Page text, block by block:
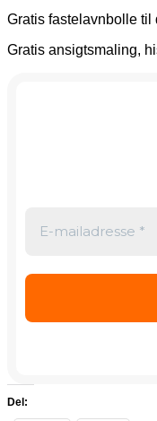
Gratis fastelavnbolle til
Gratis ansigtsmaling,
Del: